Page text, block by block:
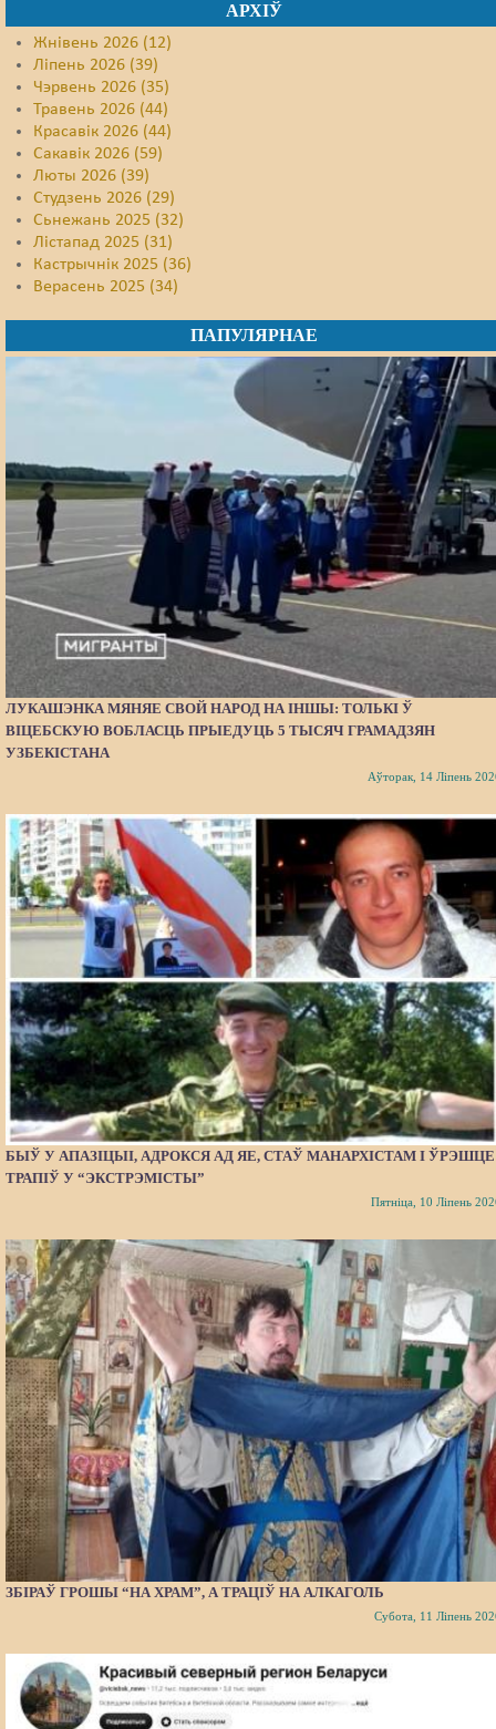
АРХІЎ
Жнівень 2026 (12)
Ліпень 2026 (39)
Чэрвень 2026 (35)
Травень 2026 (44)
Красавік 2026 (44)
Сакавік 2026 (59)
Люты 2026 (39)
Студзень 2026 (29)
Сьнежань 2025 (32)
Лістапад 2025 (31)
Кастрычнік 2025 (36)
Верасень 2025 (34)
ПАПУЛЯРНАЕ
ЛУКАШЭНКА МЯНЯЕ СВОЙ НАРОД НА ІНШЫ: ТОЛЬКІ Ў
ВІЦЕБСКУЮ ВОБЛАСЦЬ ПРЫЕДУЦЬ 5 ТЫСЯЧ ГРАМАДЗЯН
УЗБЕКІСТАНА
Аўторак, 14 Ліпень
БЫЎ У АПАЗІЦЫІ, АДРОКСЯ АД ЯЕ, СТАЎ МАНАРХІСТАМ І ЎРЭШЦЕ
ТРАПІЎ У “ЭКСТРЭМІСТЫ”
Пятніца, 10 Ліпень
ЗБІРАЎ ГРОШЫ “НА ХРАМ”, А ТРАЦІЎ НА АЛКАГОЛЬ
Субота, 11 Ліпень
Сацыяльныя правы